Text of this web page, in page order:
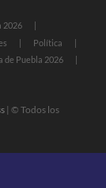
2026
Política
de Puebla 2026
| © Todos los